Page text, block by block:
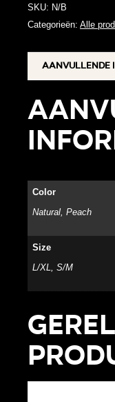
SKU: N/B
Categorieën: Alle
Aanvullende
Color
Natural, Peach
Size
L/XL, S/M